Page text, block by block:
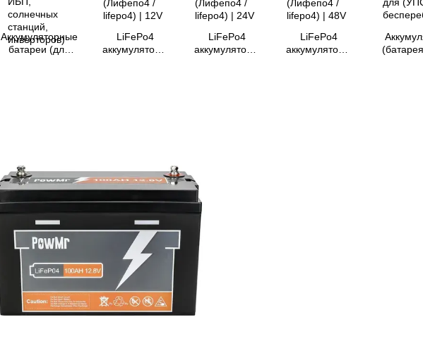
Аккумуляторные
батареи (для
LiFePo4
аккумуляторы
LiFePo4
аккумуляторы
LiFePo4
аккумуляторы